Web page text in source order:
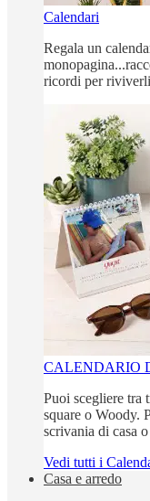
Calendari
Regala un
ricordi per
CALENDARIO
Puoi scegliere tra
square o Woody.
scrivania di casa
Vedi tutti i
Casa e arredo